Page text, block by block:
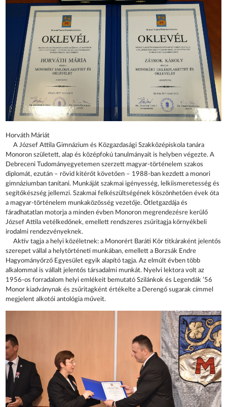
Horváth Máriát
A József Attila Gimnázium és Közgazdasági Szakközépiskola tanára
Monoron született, alap és középfokú tanulmányait is helyben végezte. A
Debreceni Tudományegyetemen szerzett magyar-történelem szakos
diplomát, ezután – rövid kitérőt követően – 1988-ban kezdett a monori
gimnáziumban tanítani. Munkáját szakmai igényesség, lelkiismeretesség és
segítőkészség jellemzi. Szakmai felkészültségének köszönhetően évek óta
a magyar-történelem munkaközösség vezetője. Ötletgazdája és
fáradhatatlan motorja a minden évben Monoron megrendezésre kerülő
József Attila vetélkedőnek, emellett rendszeres zsűritagja környékbeli
irodalmi rendezvényeknek.
Aktív tagja a helyi közéletnek: a Monorért Baráti Kör titkáraként jelentős
szerepet vállal a helytörténeti munkában, emellett a Borzsák Endre
Hagyományőrző Egyesület egyik alapító tagja. Az elmúlt évben több
alkalommal is vállalt jelentős társadalmi munkát. Nyelvi lektora volt az
1956-os forradalom helyi emlékeit bemutató Szilánkok és Legendák ’56
Monor kiadványnak és zsűritagként értékelte a Derengő sugarak címmel
megjelent alkotói antológia műveit.